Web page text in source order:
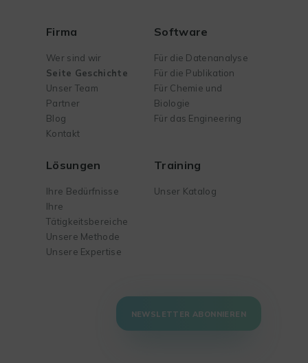
Firma
Wer sind wir
Seite Geschichte
Unser Team
Partner
Blog
Kontakt
Software
Für die Datenanalyse
Für die Publikation
Für Chemie und
Biologie
Für das Engineering
Lösungen
Ihre Bedürfnisse
Ihre
Tätigkeitsbereiche
Unsere Methode
Unsere Expertise
Training
Unser Katalog
NEWSLETTER ABONNIEREN